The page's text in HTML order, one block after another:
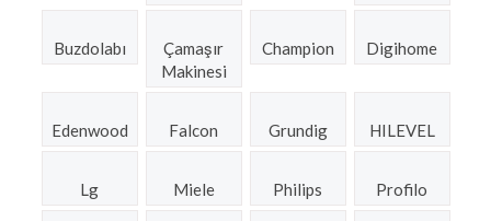
Buzdolabı
Çamaşır
Makinesi
Champion Digihome
Edenwood Falcon Grundig HILEVEL
Lg Miele Philips Profilo